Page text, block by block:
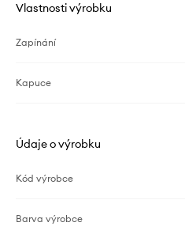
Vlastnosti výrobku
Zapínání
Kapuce
Údaje o výrobku
Kód výrobce
Barva výrobce